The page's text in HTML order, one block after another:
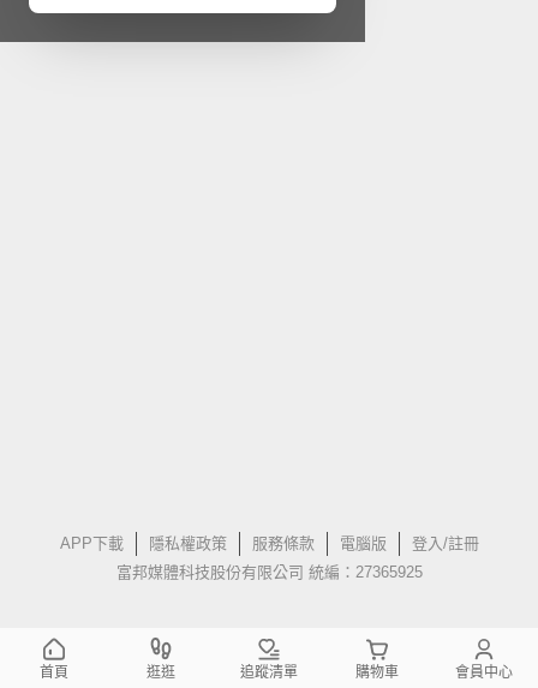
APP下載 隱私權政策 服務條款 電腦版
登入/註冊
富邦媒體科技股份有限公司 統編：27365925
首頁 逛逛 追蹤清單 購物車 會員中心